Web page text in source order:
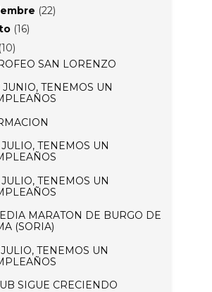
(22)
(16)
(10)
SAN LORENZO
TENEMOS UN
TENEMOS UN
TENEMOS UN
MARATON DE BURGO DE
(SORIA)
TENEMOS UN
SIGUE CRECIENDO